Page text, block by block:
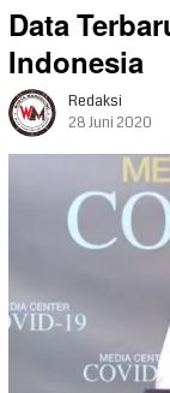
Data
Indonesia
Redaksi
28 Juni 2020